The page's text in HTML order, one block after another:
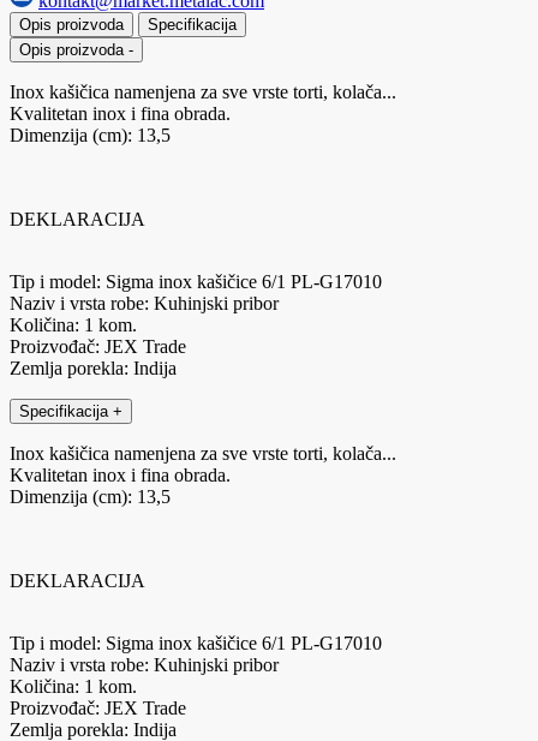
Opis proizvoda
Specifikacija
Opis proizvoda -
Inox kašičica namenjena za sve vrste torti, kolača...
Kvalitetan inox i fina obrada.
Dimenzija (cm): 13,5
DEKLARACIJA
Tip i model: Sigma inox kašičice 6/1 PL-G17010
Naziv i vrsta robe: Kuhinjski pribor
Količina: 1 kom.
Proizvođač: JEX Trade
Zemlja porekla: Indija
Specifikacija +
Inox kašičica namenjena za sve vrste torti, kolača...
Kvalitetan inox i fina obrada.
Dimenzija (cm): 13,5
DEKLARACIJA
Tip i model: Sigma inox kašičice 6/1 PL-G17010
Naziv i vrsta robe: Kuhinjski pribor
Količina: 1 kom.
Proizvođač: JEX Trade
Zemlja porekla: Indija